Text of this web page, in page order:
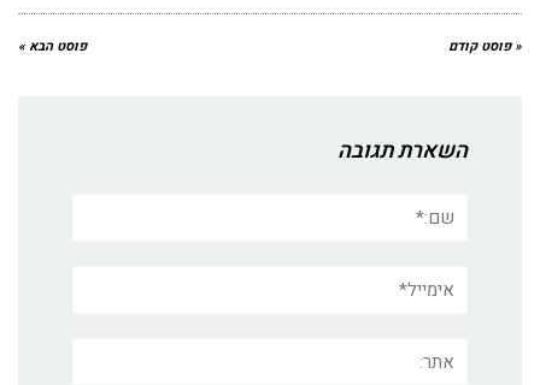
« פוסט קודם פוסט הבא »
השארת תגובה